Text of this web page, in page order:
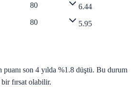
80
6.44
80 5.95
son 4 yılda %1.8 düştü. Bu durum
fırsat olabilir.